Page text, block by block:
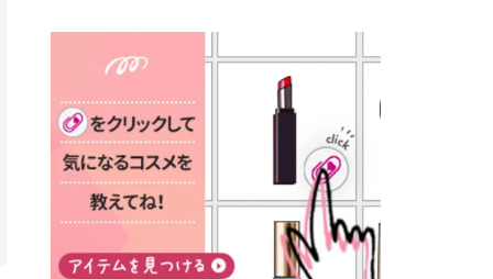
アとしても活用できます。 トナーパ
ッドの選び方 トナーパッドは、配合
成分やパッドの素材によって特徴が
異なります。 自分の肌悩みや理想の
仕上がりに合わせて選ぶことで、毎
日のスキンケアに取り入れやすくな
ります。 肌悩みに合わせて選ぶ パ
ッドの素材で選ぶ トナーパッドの使
い方 洗顔後すぐの清潔な肌に使用し
ます。 STEP1 エンボス面（凹凸
面）で顔全体をやさしく拭き取りま
す。 特に小鼻・あご・額など皮脂や
古い角質が気になる部分は丁寧にな
するまでの期間や必要な施術回数が
大きな違いとして挙げられます！ 医
療脱毛は、医療機関（クリニックや
皮膚科など）だけで扱える高出力の
レーザーを使って、発毛組織にアプ
ローチする施術といわれています。
そのため、少ない回数で永久脱毛
（※）を目指すことができます。
（※永久脱毛とは一生毛が1本も生
えてこないという意味ではなく、ア
メリカの基準に基づき「長期間にわ
たって毛量が明らかに減少している
状態が維持されること」を指しま
すい ラシャ メディオスターNeXT P
RO ジェントルYAGプロ 公式サイト
> ※医療脱毛は自由診療です。治療
には赤み、痒み、火傷、毛嚢炎、一
時的な硬毛化などのリスクが伴いま
す。 目次▼ 1. エミナルクリニック
の魅力とは？選ばれる3つの特徴 ・
最短6か月からの脱毛プランが選べ
る！ ・全国60院以上＆21時まで営
業！ ・痛みに配慮した医療脱毛器の
導入と肌トラブル対応 2. エミナル
ような血色感を演出するヌーディー
ピンク。 黄みと青みのバランスが良
く、自然になじむコーラル系カラー
です。 自然な血色感をプラスしてく
れるので、ナチュラルメイクとの相
性抜群。 可愛らしく、多幸感のある
印象に仕上がります。 ワインベリー
｜気品をまとうローズレッド 深みの
ある青みレッド。 大人っぽく華やか
な印象を与えるベリーカラーです。
ひと塗りで顔全体が華やかになり、
ーグロスが広がり、ふっくらボリュ
フティングしたような、新しいリッ
プティンググロス💄 実際に使用した
方のクチコミ > 5 > プルプル > 唇に
塗るPDRNグロス > > AMUSE ジェ
ルフィットグロス > > ぷっくりツヤ
ツヤだけどベタっとした感じはなく
て使いやすいですね。プランピング
効果で少しスーッとします。ここは
好き嫌いがあるかもしれませんが慣
チップは片面がツルツル、片面がモ
も、＠cosmeも、いつものコスメ購
入を“ちょっとお得”に変えられるの
が、トラミーリワードです✨ 今回
は、トラミーリワードの特徴や活用
方法、美容好きさんにおすすめな理
由を詳しくご紹介します！ トラミー
リワードとは？ 「トラミーリワー
ド」は、東証グロース上場企業であ
る株式会社アイズが運営する、安
心・安全なポイントサイト機能で
す。 トラミーリワードは、トラミー
会員向けのポイントサービスです。
対象ショップやサービスを利用する